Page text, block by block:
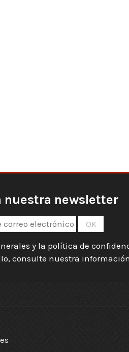
nuestra newsletter
y la política de
consulte nuestra